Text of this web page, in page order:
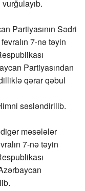
Partiyasının Sədri
7-nə təyin
Partiyasından
qərar qəbul
səsləndirilib.
məsələlər
7-nə təyin